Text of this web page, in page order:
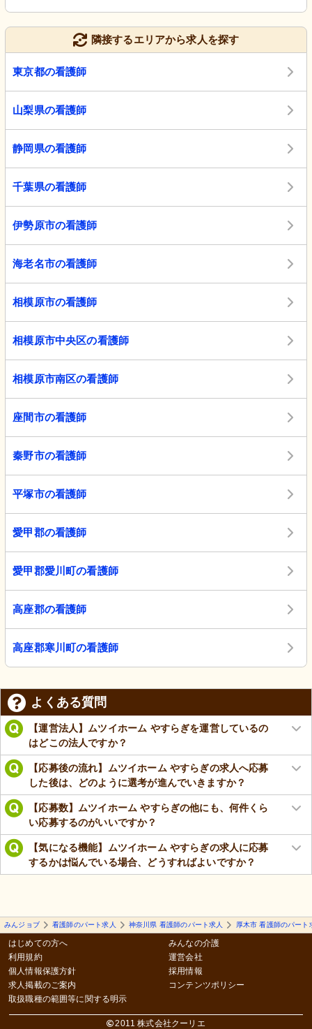
隣接するエリアから求人を探す
東京都の看護師
山梨県の看護師
静岡県の看護師
千葉県の看護師
伊勢原市の看護師
海老名市の看護師
相模原市の看護師
相模原市中央区の看護師
相模原市南区の看護師
座間市の看護師
秦野市の看護師
平塚市の看護師
愛甲郡の看護師
愛甲郡愛川町の看護師
高座郡の看護師
高座郡寒川町の看護師
よくある質問
【運営法人】ムツイホーム やすらぎを運営しているの
はどこの法人ですか？
【応募後の流れ】ムツイホーム やすらぎの求人へ応募
した後は、どのように選考が進んでいきますか？
【応募数】ムツイホーム やすらぎの他にも、何件くら
い応募するのがいいですか？
【気になる機能】ムツイホーム やすらぎの求人に応募
するかは悩んでいる場合、どうすればよいですか？
みんジョブ 看護師のパート求人 神奈川県 看護師のパート求人 厚木市 看護師のパート
はじめての方へ
利用規約
個人情報保護方針
求人掲載のご案内
取扱職種の範囲等に関する明示
みんなの介護
運営会社
採用情報
コンテンツポリシー
2011 株式会社クーリエ